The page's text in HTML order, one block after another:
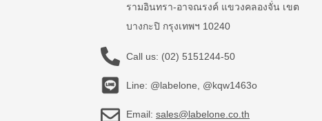
รามอินทรา-อาจณรงค์ แขวงคลองจั่น เขต
บางกะปิ กรุงเทพฯ 10240
Call us: (02) 5151244-50
Line: @labelone, @kqw1463o
Email: sales@labelone.co.th